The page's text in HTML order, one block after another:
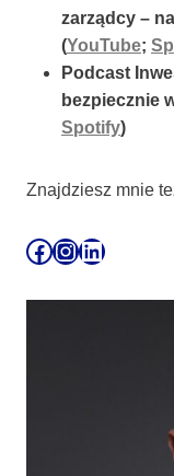
zarządcy –
(YouTube;
Podcast
bezpiecznie
Spotify)
Znajdziesz mnie